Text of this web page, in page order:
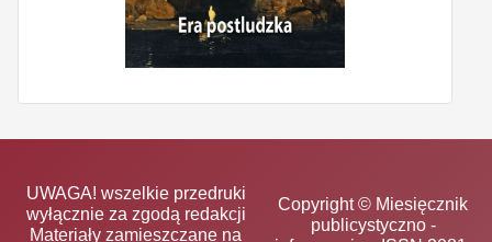
UWAGA! wszelkie przedruki
wyłącznie za zgodą redakcji
Materiały zamieszczane na
Copyright © Miesięcznik
publicystyczno -